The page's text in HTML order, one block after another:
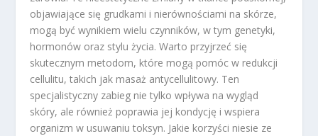
objawiające się grudkami i nierównościami na skórze,
mogą być wynikiem wielu czynników, w tym genetyki,
hormonów oraz stylu życia. Warto przyjrzeć się
skutecznym metodom, które mogą pomóc w redukcji
cellulitu, takich jak masaż antycellulitowy. Ten
specjalistyczny zabieg nie tylko wpływa na wygląd
skóry, ale również poprawia jej kondycję i wspiera
organizm w usuwaniu toksyn. Jakie korzyści niesie ze